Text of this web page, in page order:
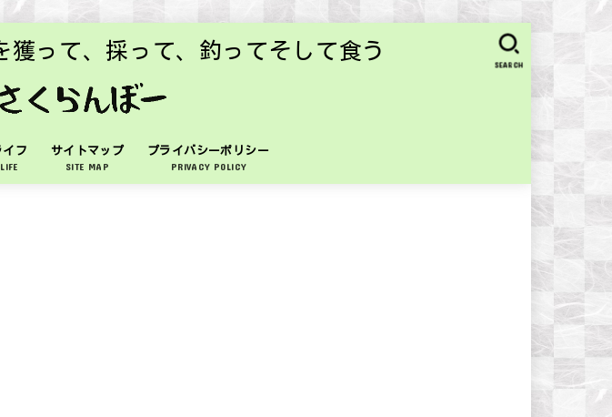
って、採って、釣ってそして食う
イフ
LIFE
サイトマップ
SITE MAP
プライバシーポリシー
PRIVACY POLICY
SEARCH